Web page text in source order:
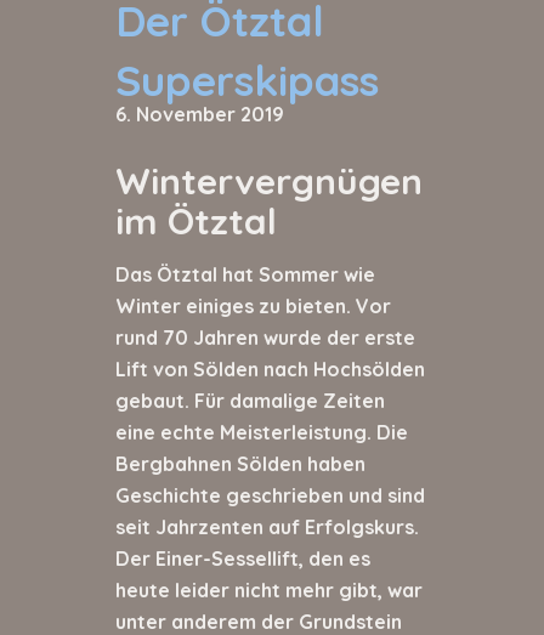
Der Ötztal
Superskipass
6. November 2019
Wintervergnügen
im Ötztal
Das Ötztal hat Sommer wie
Winter einiges zu bieten. Vor
rund 70 Jahren wurde der erste
Lift von Sölden nach Hochsölden
gebaut. Für damalige Zeiten
eine echte Meisterleistung. Die
Bergbahnen Sölden haben
Geschichte geschrieben und sind
seit Jahrzenten auf Erfolgskurs.
Der Einer-Sessellift, den es
heute leider nicht mehr gibt, war
unter anderem der Grundstein